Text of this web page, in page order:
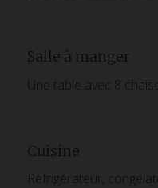
Salle à manger
Une table avec 8 chaises
Cuisine
Réfrigérateur,